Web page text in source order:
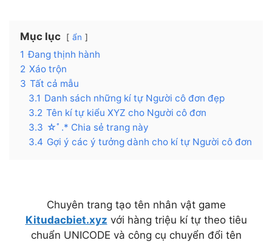
Mục lục ẩn
1 Đang thịnh hành
2 Xáo trộn
3 Tất cả mẫu
3.1 Danh sách những kí tự Người cô đơn đẹp
3.2 Tên kí tự kiểu XYZ cho Người cô đơn
3.3 ☆ﾟ.* Chia sẻ trang này
3.4 Gợi ý các ý tưởng dành cho kí tự Người cô đơn
Chuyên trang tạo tên nhân vật game
Kitudacbiet.xyz với hàng triệu kí tự theo tiêu
chuẩn UNICODE và công cụ chuyển đổi tên